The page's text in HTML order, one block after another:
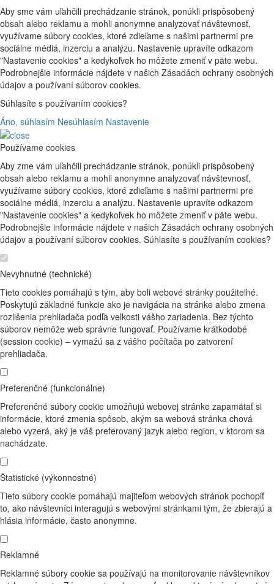
Aby sme vám uľahčili prechádzanie stránok, ponúkli prispôsobený
obsah alebo reklamu a mohli anonymne analyzovať návštevnosť,
využívame súbory cookies, ktoré zdieľame s našimi partnermi pre
sociálne médiá, inzerciu a analýzu. Nastavenie upravíte odkazom
"Nastavenie cookies" a kedykoľvek ho môžete zmeniť v päte webu.
Podrobnejšie informácie nájdete v našich Zásadách ochrany osobných
údajov a používaní súborov cookies.
Súhlasíte s používaním cookies?
Áno, súhlasím Nesúhlasím Nastavenie
Používame cookies
Aby zme vám uľahčili prechádzanie stránok, ponúkli prispôsobený
obsah alebo reklamu a mohli anonymne analyzovať návštevnosť,
využívame súbory cookies, ktoré zdieľame s našimi partnermi pre
sociálne médiá, inzerciu a analýzu. Nastavenie upravíte odkazom
"Nastavenie cookies" a kedykoľvek ho môžete zmeniť v päte webu.
Podrobnejšie informácie nájdete v našich Zásadách ochrany osobných
údajov a používaní súborov cookies. Súhlasíte s používaním cookies?
Nevyhnutné (technické)
Tieto cookies pomáhajú s tým, aby boli webové stránky použiteľné.
Poskytujú základné funkcie ako je navigácia na stránke alebo zmena
rozlišenia prehliadača podľa veľkosti vášho zariadenia. Bez týchto
súborov nemôže web správne fungovať. Používame krátkodobé
(session cookie) – vymažú sa z vášho počítača po zatvorení
prehliadača.
Preferenčné (funkcionálne)
Preferenčné súbory cookie umožňujú webovej stránke zapamätať si
informácie, ktoré zmenia spôsob, akým sa webová stránka chová
alebo vyzerá, aký je váš preferovaný jazyk alebo region, v ktorom sa
nachádzate.
Štatistické (výkonnostné)
Tieto súbory cookie pomáhajú majiteľom webových stránok pochopiť
to, ako návštevníci interagujú s webovými stránkami tým, že zbierajú a
hlásia informácie, často anonymne.
Reklamné
Reklamné súbory cookie sa používajú na monitorovanie návštevníkov